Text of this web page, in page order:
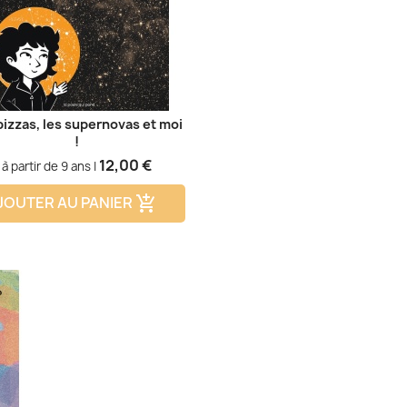
les supernovas et moi
!
à partir de 9 ans | Prix
12,00 €
AU PANIER add_shopping_cart